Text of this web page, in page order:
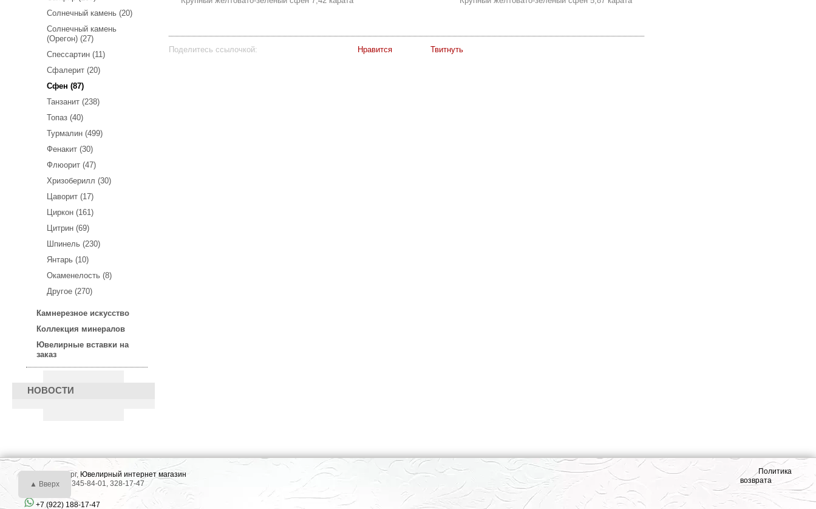
Солнечный камень (20)
Солнечный камень
(Орегон) (27)
Спессартин (11)
Сфалерит (20)
Сфен (87)
Танзанит (238)
Топаз (40)
Турмалин (499)
Фенакит (30)
Флюорит (47)
Хризоберилл (30)
Цаворит (17)
Циркон (161)
Цитрин (69)
Шпинель (230)
Янтарь (10)
Окаменелость (8)
Другое (270)
Камнерезное искусство
Коллекция минералов
Ювелирные вставки на
заказ
НОВОСТИ
Поделитесь ссылочкой: Нравится Твитнуть
г. Екатеринбург, Ювелирный интернет магазин
Тел.: +7 (343) 345-84-01, 328-17-47
+7 (922) 188-17-47
Политика
возврата
▲ Вверх